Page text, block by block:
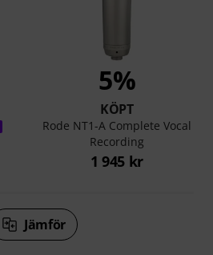
5%
KÖPT
Rode NT1-A Complete Vocal
Recording
1 945 kr
Jämför